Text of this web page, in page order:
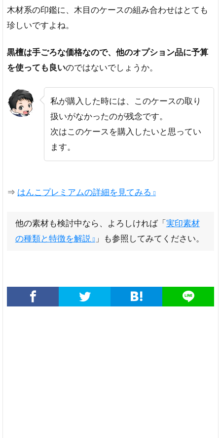
木材系の印鑑に、木目のケースの組み合わせはとても
珍しいですよね。
黒檀は手ごろな価格なので、他のオプション品に予算
を使っても良いのではないでしょうか。
私が購入した時には、このケースの取り
扱いがなかったのが残念です。
次はこのケースを購入したいと思ってい
ます。
⇒ はんこプレミアムの詳細を見てみる
他の素材も検討中なら、よろしければ「 実印素材
の種類と特徴を解説
」も参照してみてください。